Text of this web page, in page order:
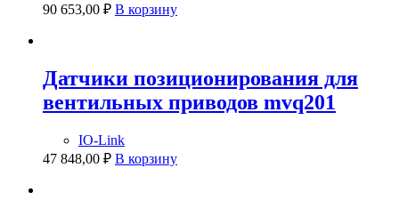
90 653,00 ₽ В корзину
Датчики позиционирования для
вентильных приводов mvq201
IO-Link
47 848,00 ₽ В корзину